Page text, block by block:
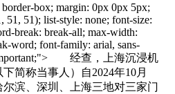
box; margin: 0px 0px 5px;
51, 51); list-style: none; font-size:
break: break-all; max-width:
word; font-family: arial, sans-
经查，上海沉浸机
简称当事人）自2024年10月
滨、深圳、上海三地对三家门